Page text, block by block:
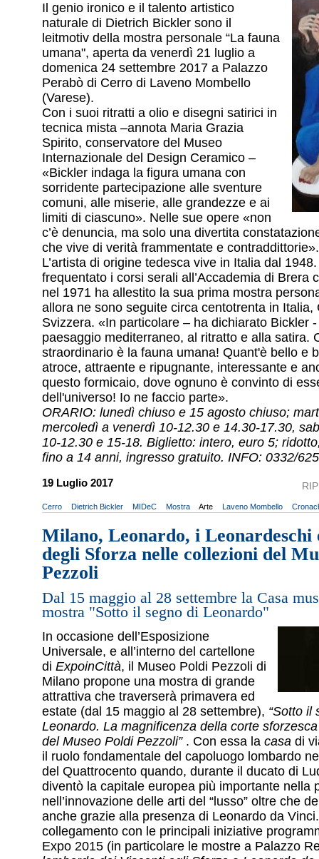
Il genio ironico e il talento artistico
naturale di Dietrich Bickler sono il
leitmotiv della mostra personale “La fauna
umana", aperta da venerdì 21 luglio a
domenica 24 settembre 2017 a Palazzo
Perabò di Cerro di Laveno Mombello
(Varese).
Con i suoi ritratti a olio e disegni satirici in
tecnica mista –annota Maria Grazia
Spirito, conservatore del Museo
Internazionale del Design Ceramico –
«Bickler indaga la figura umana con
sorridente partecipazione alle sventure
comuni, alle miserie, alle grandezze e ai
limiti di ciascuno». Nelle sue opere «non
c’è denuncia, ma solo una divertita
che vive di verità frammentate e contraddittorie».
L’artista di origine tedesca vive in Italia dal
frequentato i corsi serali all’Accademia di Brera
nel 1971 ha allestito la sua prima mostra
allora ne sono seguite circa centotrenta in Italia,
Svizzera. «In particolare – ha dichiarato Bickler
paesaggio mediterraneo, al ritratto e alla satira.
straordinario è la fauna umana! Quant'è bello e
atroce, attraente e ripugnante, interessante e
questo formicaio, dove ognuno è convinto di
dell'universo! Io ne faccio parte».
ORARIO: lunedì chiuso e 15 agosto chiuso;
mercoledì a venerdì 10-12.30 e 14.30-17.30,
10-12.30 e 15-18. Biglietto: intero, euro 5;
fino a 14 anni, ingresso gratuito. INFO: 0332/
19 Luglio 2017
Cerro Dietrich Bickler MIDeC Mostra Arte Laveno Mombello
Milano, Leonardo, i Leonardeschi
degli Sforza nelle collezioni del
Pezzoli
Dal 15 maggio al 28 settembre la Casa
mostra "Sotto il segno di Leonardo"
In occasione dell’Esposizione
Universale, e all’interno del cartellone
di ExpoinCittà, il Museo Poldi Pezzoli di
Milano propone una mostra di grande
attrattiva che traverserà primavera ed
estate (dal 15 maggio al 28 settembre), “Sotto il
Leonardo. La magnificenza della corte
del Museo Poldi Pezzoli”. Con essa la casa di
il ruolo fondamentale del capoluogo lombardo
del Quattrocento quando, durante il ducato di
diventò la capitale europea più importante nella
nell’innovazione delle arti del “lusso” oltre che
anche grazie alla presenza di Leonardo da
collegamento con le principali iniziative
Expo 2015 (in particolare le mostre a Palazzo